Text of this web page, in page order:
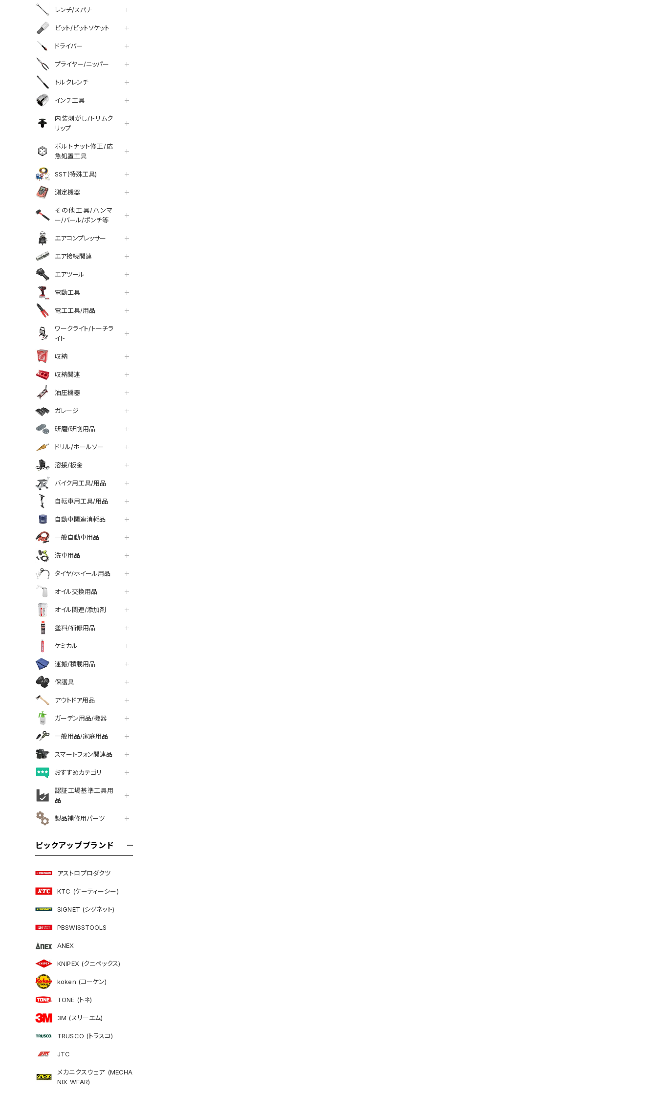
レンチ/スパナ
ビット/ビットソケット
ドライバー
プライヤー/ニッパー
トルクレンチ
インチ工具
内装剥がし/トリムク
リップ
ボルトナット修正/応
急処置工具
SST(特殊工具)
測定機器
その他工具/ハンマ
ー/バール/ポンチ等
エアコンプレッサー
エア接続関連
エアツール
電動工具
電工工具/用品
ワークライト/トーチラ
イト
収納
収納関連
油圧機器
ガレージ
研磨/研削用品
ドリル/ホールソー
溶接/板金
バイク用工具/用品
自転車用工具/用品
自動車関連消耗品
一般自動車用品
洗車用品
タイヤ/ホイール用品
オイル交換用品
オイル関連/添加剤
塗料/補修用品
ケミカル
運搬/積載用品
保護具
アウトドア用品
ガーデン用品/機器
一般用品/家庭用品
スマートフォン関連品
おすすめカテゴリ
認証工場基準工具用
品
製品補修用パーツ
ピックアップブランド
アストロプロダクツ
KTC (ケーティーシー)
SIGNET (シグネット)
PBSWISSTOOLS
ANEX
KNIPEX (クニペックス)
koken (コーケン)
TONE (トネ)
3M (スリーエム)
TRUSCO (トラスコ)
JTC
メカニクスウェア (MECHA
NIX WEAR)